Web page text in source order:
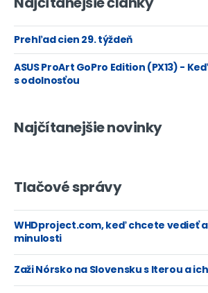
Prehľad cien 29. týždeň
ASUS ProArt GoPro Edition (PX13) -
s odolnosťou
Najčítanejšie novinky
Tlačové správy
WHDproject.com, keď chcete vedieť
minulosti
Zaži Nórsko na Slovensku s Iterou a